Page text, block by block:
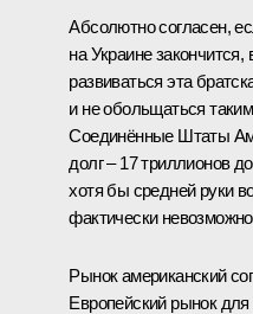
Абсолютно согласен,
на Украине
развиваться эта
и не обольщаться
Соединённые Штаты
долг – 17 триллионов
хотя бы средней руки
фактически
Рынок американский
Европейский рынок